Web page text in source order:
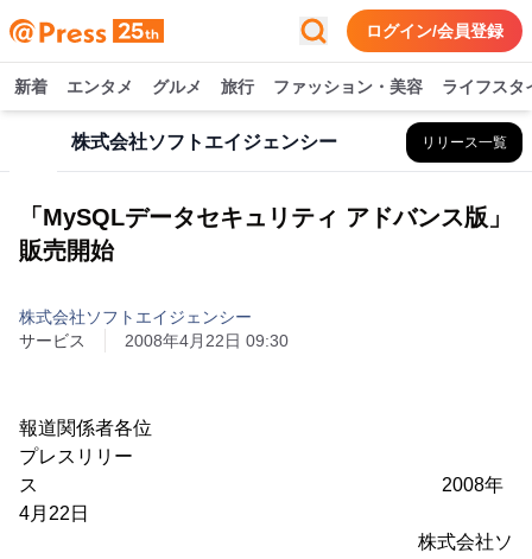
ログイン/会員登録
新着 エンタメ グルメ 旅行 ファッション・美容 ライフスタ
株式会社ソフトエイジェンシー リリース一覧
「MySQLデータセキュリティ アドバンス版」
販売開始
株式会社ソフトエイジェンシー
サービス
2008年4月22日 09:30
報道関係者各位
プレスリリー
ス 2008年
4月22日
株式会社ソ